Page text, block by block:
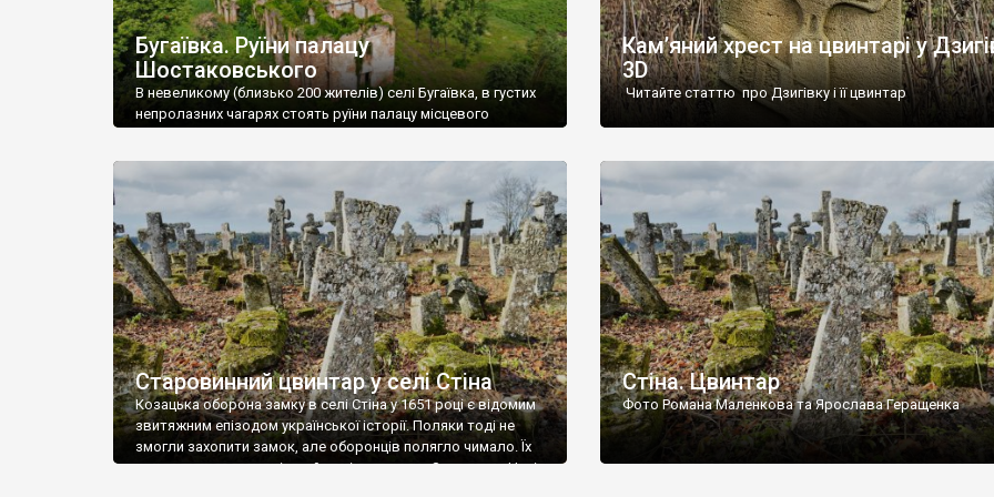
Бугаївка. Руїни палацу
Шостаковського
В невеликому (близько 200 жителів) селі Бугаївка, в густих
непролазних чагарях стоять руїни палацу місцевого
потім клуб, ще пізніше – гуртожиток. У 60-х роках минулого
століття тут розмістили туберкульозну лікарню. Коли із
палацу виїхала лікарня – ми точно не […]
Кам’яний хрест на цвинтарі у
3D
Читайте статтю про Дзигівку і її цвинтар
Старовинний цвинтар у селі Стіна
Козацька оборона замку в селі Стіна у 1651 році є відомим
звитяжним епізодом української історії. Поляки тоді не
змогли захопити замок, але оборонців полягло чимало. Їх
поховали на цвинтарі, який тоді називався Замковим. Нині
Стіна. Цвинтар
Фото Романа Маленкова та Ярослава Геращенка